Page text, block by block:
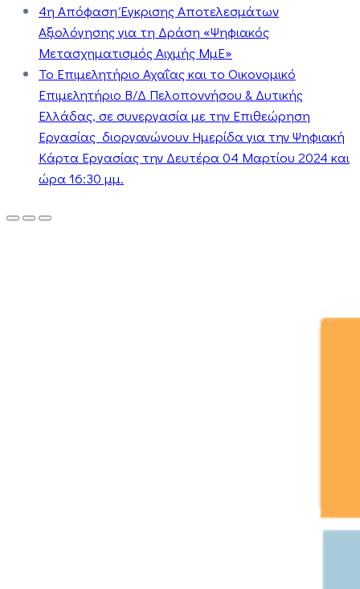
4η Απόφαση Έγκρισης Αποτελεσμάτων
Αξιολόγησης για τη Δράση «Ψηφιακός
Μετασχηματισμός Αιχμής ΜμΕ»
Το Επιμελητήριο Αχαΐας και το Οικονομικό
Επιμελητήριο Β/Δ Πελοποννήσου & Δυτικής
Ελλάδας, σε συνεργασία με την Επιθεώρηση
Εργασίας διοργανώνουν Ημερίδα για την Ψηφιακή
Κάρτα Εργασίας την Δευτέρα 04 Μαρτίου 2024 και
ώρα 16:30 μμ.